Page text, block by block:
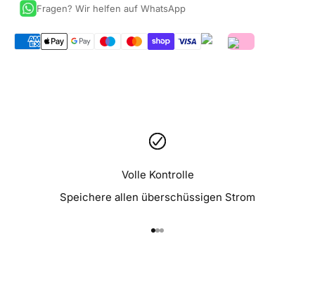
Fragen? Wir helfen auf WhatsApp
Volle Kontrolle
Speichere allen überschüssigen Strom
Gehe zu Element 1
Gehe zu Element 2
Gehe zu Element 3